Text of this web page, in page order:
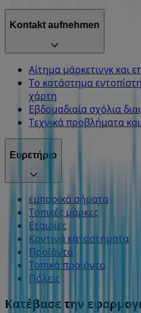
Kontakt aufnehmen
Αίτημα μάρκετινγκ και
Το κατάστημα
χάρτη
Εβδομαδιαία σχόλια
Τεχνικά προβλήματα
Ευρετήριο
εμπορικά σήματα
Τοπικές μάρκες
Εταιρίες
Κοντινά καταστήματα
Προϊόντα
Τοπικά προϊόντα
Πόλεις
Κατέβασε την